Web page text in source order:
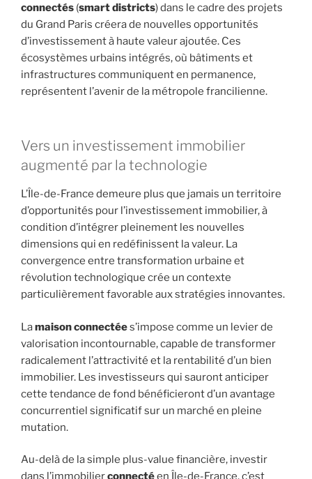
connectés (smart districts) dans le cadre des projets
du Grand Paris créera de nouvelles opportunités
d’investissement à haute valeur ajoutée. Ces
écosystèmes urbains intégrés, où bâtiments et
infrastructures communiquent en permanence,
représentent l’avenir de la métropole francilienne.
Vers un investissement immobilier
augmenté par la technologie
L’Île-de-France demeure plus que jamais un territoire
d’opportunités pour l’investissement immobilier, à
condition d’intégrer pleinement les nouvelles
dimensions qui en redéfinissent la valeur. La
convergence entre transformation urbaine et
révolution technologique crée un contexte
particulièrement favorable aux stratégies innovantes.
Lamaison connectées’impose comme un levier de
valorisation incontournable, capable de transformer
radicalement l’attractivité et la rentabilité d’un bien
immobilier. Les investisseurs qui sauront anticiper
cette tendance de fond bénéficieront d’un avantage
concurrentiel significatif sur un marché en pleine
mutation.
Au-delà de la simple plus-value financière, investir
dans l’immobilierconnectéen Île-de-France, c’est